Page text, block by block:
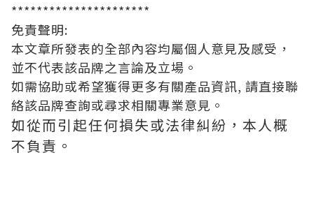
**********************
免責聲明:
本文章所發表的全部內容均屬個人意見及感受，
並不代表該品牌之言論及立場。
如需協助或希望獲得更多有關產品資訊, 請直接聯
絡該品牌查詢或尋求相關專業意見。
如從而引起任何損失或法律糾紛，本人概
不負責。